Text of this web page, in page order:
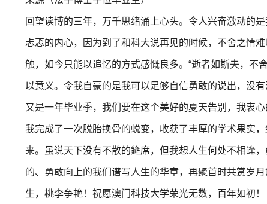
回望读博的三年，万千思绪涌上心头。令人兴奋激动的
忐忑的内心，因为到了和科大说再见的时候，不舍之情
触，如今只能以追忆的方式感慨良多。“逝者如斯夫，不
以意义。令我自豪的是我可以足够自信勇敢的说出，没
又是一年毕业季，我们要在这个美好的夏天告别，我衷
我完成了一次脱胎换骨的蜕变，收获了丰厚的学术果实
来。虽说天下没有不散的筵席，但我想人生何处不相逢
的、勇敢向上的我们谱写人生的华章，再聚首时共赏岁
生，桃李争艳！祝愿澳门科技大学荣光无数，百年如初！